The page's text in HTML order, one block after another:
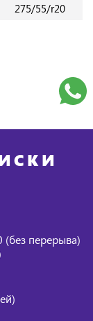
275/55/r20
перерыва)